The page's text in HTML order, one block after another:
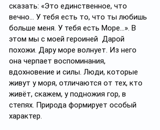
сказать: «Это единственное, что
вечно... У тебя есть то, что ты любишь
больше меня. У тебя есть Море...». В
этом мы с моей героиней  Дарой
похожи. Дару море волнует. Из него
она черпает воспоминания,
вдохновение и силы. Люди, которые
живут у моря, отличаются от тех, кто
живёт, скажем, у подножия гор, в
степях. Природа формирует особый
характер.